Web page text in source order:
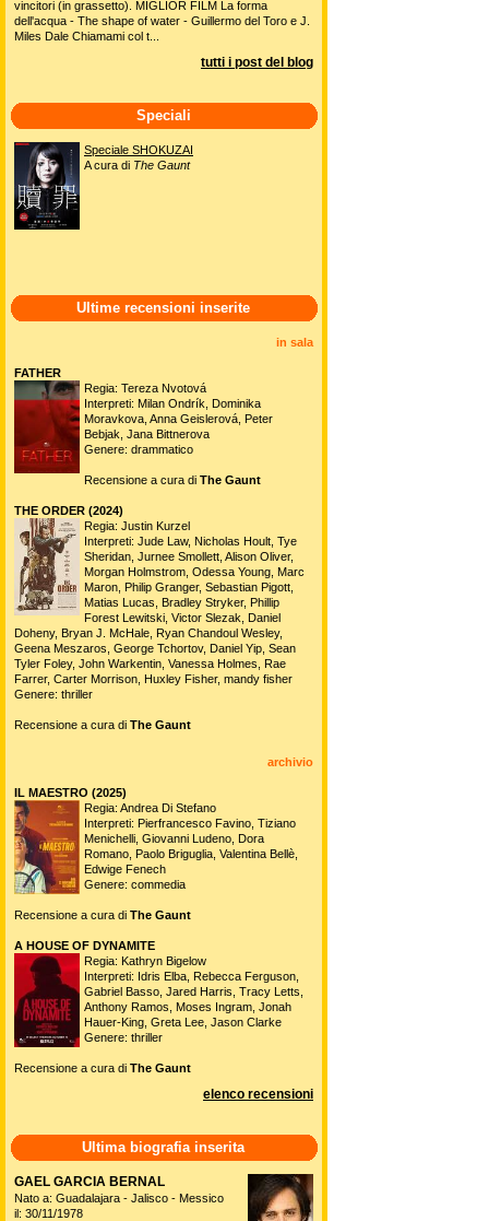
vincitori (in grassetto). MIGLIOR FILM La forma
dell'acqua - The shape of water - Guillermo del Toro e J.
Miles Dale Chiamami col t...
tutti i post del blog
Speciali
Speciale SHOKUZAI
A cura di The Gaunt
Ultime recensioni inserite
in sala
FATHER
Regia: Tereza Nvotová
Interpreti: Milan Ondrík, Dominika
Moravkova, Anna Geislerová, Peter
Bebjak, Jana Bittnerova
Genere: drammatico
Recensione a cura di The Gaunt
THE ORDER (2024)
Regia: Justin Kurzel
Interpreti: Jude Law, Nicholas Hoult, Tye
Sheridan, Jurnee Smollett, Alison Oliver,
Morgan Holmstrom, Odessa Young, Marc
Maron, Philip Granger, Sebastian Pigott,
Matias Lucas, Bradley Stryker, Phillip
Forest Lewitski, Victor Slezak, Daniel
Doheny, Bryan J. McHale, Ryan Chandoul Wesley,
Geena Meszaros, George Tchortov, Daniel Yip, Sean
Tyler Foley, John Warkentin, Vanessa Holmes, Rae
Farrer, Carter Morrison, Huxley Fisher, mandy fisher
Genere: thriller
Recensione a cura di The Gaunt
archivio
IL MAESTRO (2025)
Regia: Andrea Di Stefano
Interpreti: Pierfrancesco Favino, Tiziano
Menichelli, Giovanni Ludeno, Dora
Romano, Paolo Briguglia, Valentina Bellè,
Edwige Fenech
Genere: commedia
Recensione a cura di The Gaunt
A HOUSE OF DYNAMITE
Regia: Kathryn Bigelow
Interpreti: Idris Elba, Rebecca Ferguson,
Gabriel Basso, Jared Harris, Tracy Letts,
Anthony Ramos, Moses Ingram, Jonah
Hauer-King, Greta Lee, Jason Clarke
Genere: thriller
Recensione a cura di The Gaunt
elenco recensioni
Ultima biografia inserita
GAEL GARCIA BERNAL
Nato a: Guadalajara - Jalisco - Messico
il: 30/11/1978